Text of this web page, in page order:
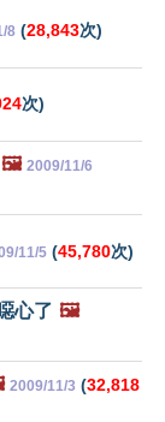
8 (28,843次)
次)
🖼️ 2009/11/6
11/5 (45,780次)
心了 🖼️
2009/11/3 (32,818